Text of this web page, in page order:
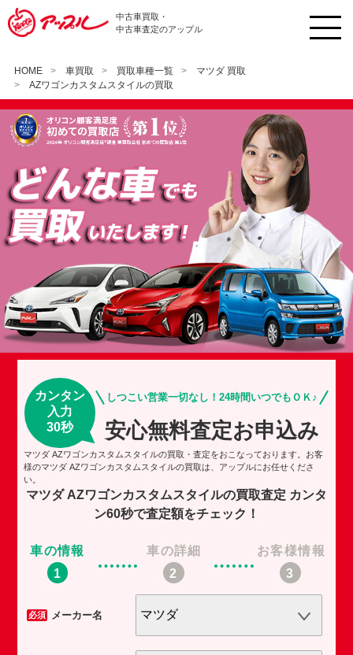
中古車買取・
中古車査定のアップル
HOME 車買取 買取車種一覧
マツダ 買取
AZワゴンカスタムスタイルの買取
カンタン
入力
30秒
しつこい営業一切なし！24時間いつでもＯＫ♪
安心無料査定お申込み
マツダ AZワゴンカスタムスタイルの買取・査定をおこなっております。お客
様のマツダ AZワゴンカスタムスタイルの買取は、アップルにお任せくださ
い。
マツダ AZワゴンカスタムスタイルの買取査定 カンタ
ン60秒で査定額をチェック！
車の情報 車の詳細 お客様情報
必須 メーカー名